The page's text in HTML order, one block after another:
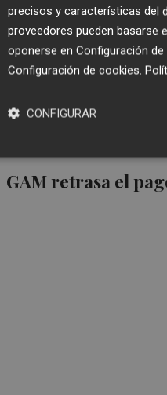
GAM reduce su
GAM retrasa el
precisos y características del
proveedores pueden basarse
oponerse en Configuración de
Configuración de cookies.
CONFIGURAR